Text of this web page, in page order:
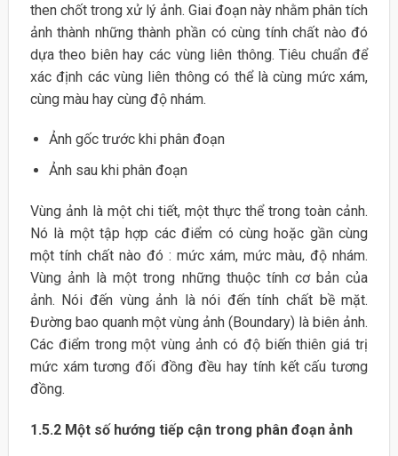
then chốt trong xử lý ảnh. Giai đoạn này nhằm phân tích
ảnh thành những thành phần có cùng tính chất nào đó
dựa theo biên hay các vùng liên thông. Tiêu chuẩn để
xác định các vùng liên thông có thể là cùng mức xám,
cùng màu hay cùng độ nhám.
Ảnh gốc trước khi phân đoạn
Ảnh sau khi phân đoạn
Vùng ảnh là một chi tiết, một thực thể trong toàn cảnh.
Nó là một tập hợp các điểm có cùng hoặc gần cùng
một tính chất nào đó : mức xám, mức màu, độ nhám.
Vùng ảnh là một trong những thuộc tính cơ bản của
ảnh. Nói đến vùng ảnh là nói đến tính chất bề mặt.
Đường bao quanh một vùng ảnh (Boundary) là biên ảnh.
Các điểm trong một vùng ảnh có độ biến thiên giá trị
mức xám tương đối đồng đều hay tính kết cấu tương
đồng.
1.5.2 Một số hướng tiếp cận trong phân đoạn ảnh